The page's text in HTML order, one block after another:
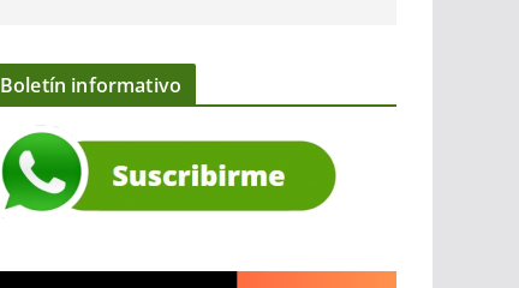
Boletín informativo